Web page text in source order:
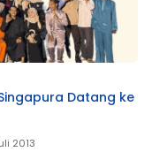
Datang ke
2013